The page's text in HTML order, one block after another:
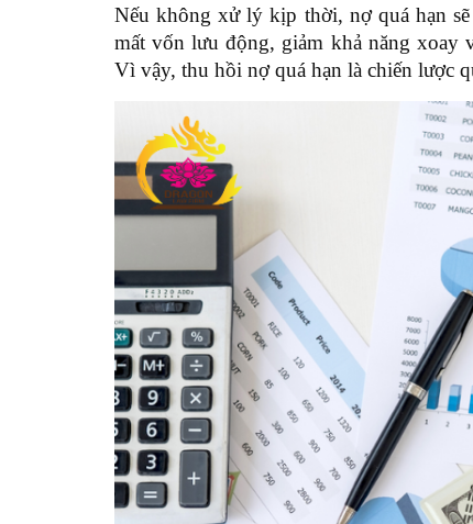
Nếu không xử lý kịp thời, nợ quá hạn
mất vốn lưu động, giảm khả năng xoay
Vì vậy, thu hồi nợ quá hạn là chiến lược